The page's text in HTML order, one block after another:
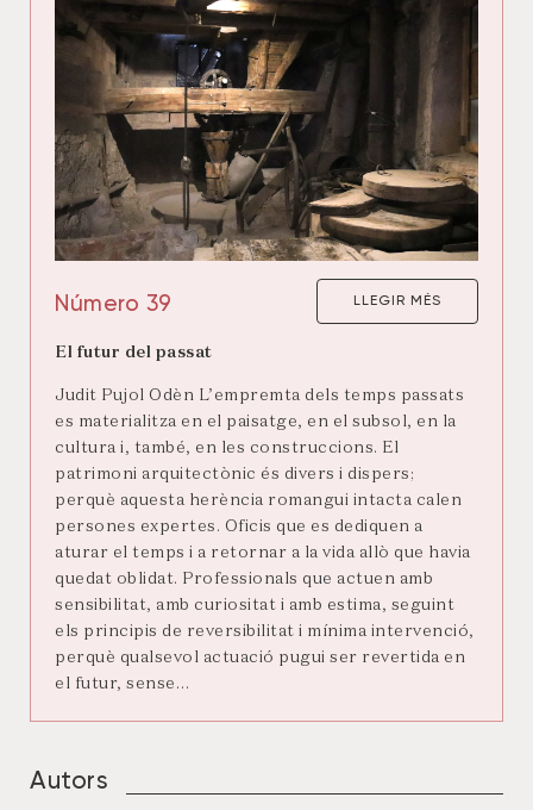
Número 39
El futur del passat
LLEGIR MÉS
Judit Pujol Odèn L’empremta dels temps passats
es materialitza en el paisatge, en el subsol, en la
cultura i, també, en les construccions. El
patrimoni arquitectònic és divers i dispers;
perquè aquesta herència romangui intacta calen
persones expertes. Oficis que es dediquen a
aturar el temps i a retornar a la vida allò que havia
quedat oblidat. Professionals que actuen amb
sensibilitat, amb curiositat i amb estima, seguint
els principis de reversibilitat i mínima intervenció,
perquè qualsevol actuació pugui ser revertida en
el futur, sense…
Autors